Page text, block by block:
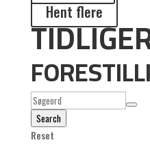
Hent flere
Search
Reset